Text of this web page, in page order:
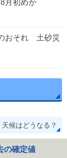
月初めか
おそれ 土砂災
候はどうなる？
の確定値